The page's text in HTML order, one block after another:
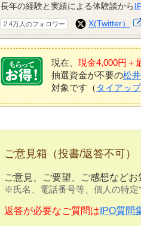
長年の経験と実績による体験談から
2.4万人のフォロワー X(Twitter）
現在、 現金4,000円＋
抽選資金が不要の松
対象です（ タイアッ
ご意見箱（投書/返答不可）
ご意見、ご要望、ご感想など
※氏名、電話番号等、個人の特定
返答が必要なご質問は IPO質問